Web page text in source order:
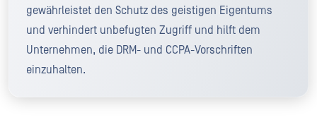
gewährleistet den Schutz des geistigen Eigentums
und verhindert unbefugten Zugriff und hilft dem
Unternehmen, die DRM- und CCPA-Vorschriften
einzuhalten.